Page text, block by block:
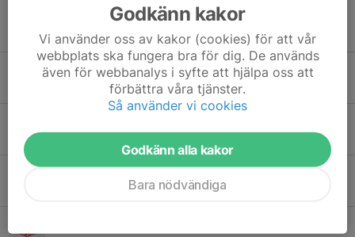
Tidigare nyheter
Start utomhussäsong
28 apr, 11:15 0
0
Godkänn kakor
Vi använder oss av kakor (cookies) för att vår
webbplats ska fungera bra för dig. De används
även för webbanalys i syfte att hjälpa oss att
förbättra våra tjänster.
Så använder vi cookies
Godkänn alla kakor
Bara nödvändiga